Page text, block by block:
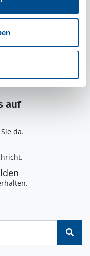
GmbH
auf
da.